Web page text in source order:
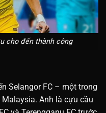
cho đến thành công
Selangor FC – một trong
Anh là cựu cầu